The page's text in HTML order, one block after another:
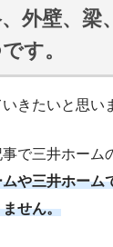
外壁、梁
す。
きたいと思い
で三井ホーム
や三井ホーム
せん。